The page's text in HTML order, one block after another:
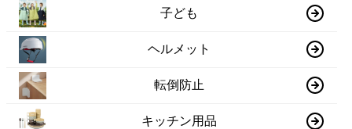
子ども
ヘルメット
転倒防止
キッチン用品